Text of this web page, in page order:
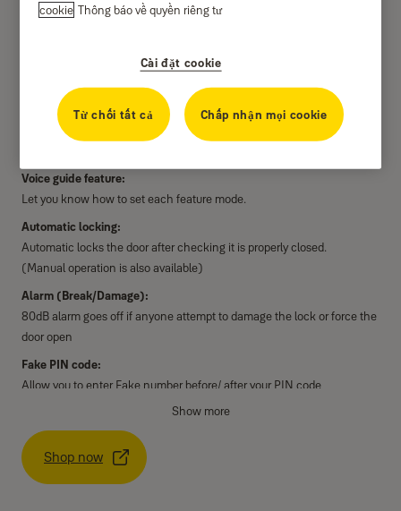
solution for your home. You can have all the various access options to
code, RFID key tag, or simply via your phone.
Operation status notification:
Voice guide feature:
Let you know how to set each feature mode.
Automatic locking:
Automatic locks the door after checking it is properly closed.
(Manual operation is also available)
Alarm (Break/Damage):
80dB alarm goes off if anyone attempt to damage the lock or force the
door open
Fake PIN code:
Allow you to enter Fake number before/ after your PIN code
More security with 3-in-1 Liveness fingerprint scanning solution:
New fingerprint scanning solution Sense
recognition technology + Live Finger Detection + Heart rate
Low battery and Emergency power:
Show more
Shop now
cookie Thông báo về quyền riêng tư
Cài đặt cookie
Từ chối tất cả Chấp nhận mọi cookie